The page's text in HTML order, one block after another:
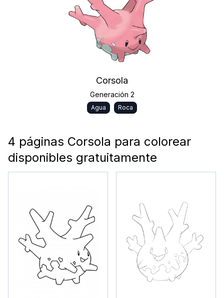
Corsola
Generación 2
Agua Roca
4 páginas Corsola para colorear
disponibles gratuitamente